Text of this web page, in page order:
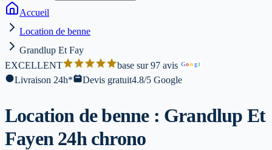
Accueil
Location de benne
Grandlup Et Fay
EXCELLENT
base sur 97 avis Goog l
Livraison 24h* Devis gratuit4.8/5 Google
Location de benne : Grandlup Et
Fayen 24h chrono